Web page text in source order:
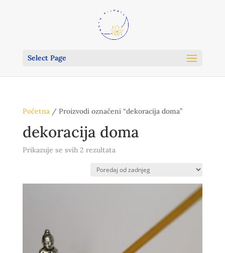
Select Page
Početna/ Proizvodi označeni “dekoracija doma”
dekoracija doma
Prikazuje se svih 2 rezultataPoredano
najnovijem